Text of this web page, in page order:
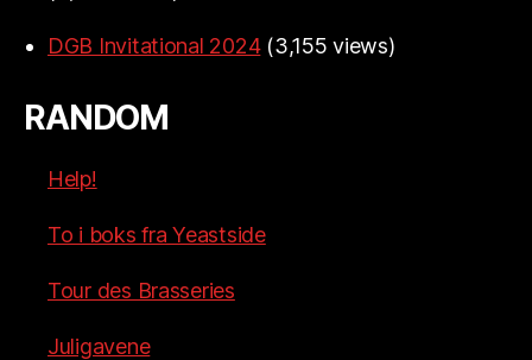
DGB Invitational 2024 (3,155 views)
RANDOM
Help!
To i boks fra Yeastside
Tour des Brasseries
Juligavene